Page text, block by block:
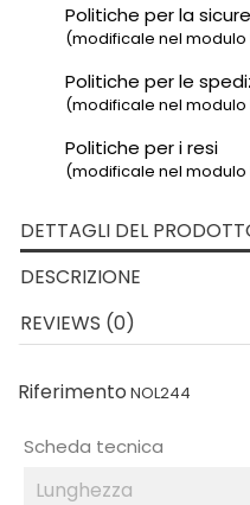
Politiche per la
(modificale nel modulo
Politiche per le
(modificale nel modulo
Politiche per i resi
(modificale nel modulo
DETTAGLI DEL
DESCRIZIONE
REVIEWS (0)
Riferimento NOL244
Scheda tecnica
Lunghezza